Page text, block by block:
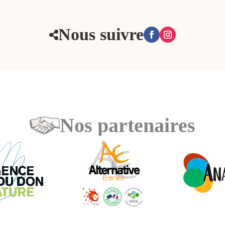
Nous suivre
Nos partenaires